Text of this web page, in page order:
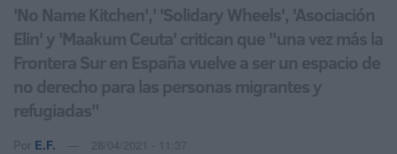
'No Name Kitchen',' 'Solidary Wheels', 'Asociación
Elin' y 'Maakum Ceuta' critican que "una vez más la
Frontera Sur en España vuelve a ser un espacio de
no derecho para las personas migrantes y
refugiadas"
Por E.F. 28/04/2021 - 11:37